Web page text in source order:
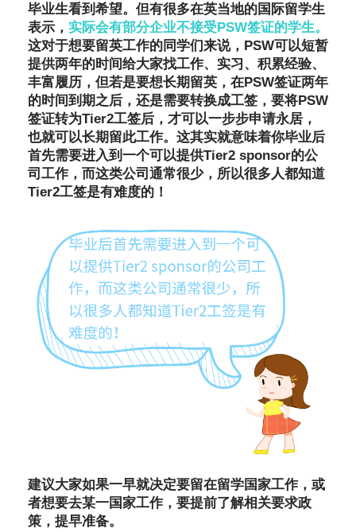
毕业生看到希望。但有很多在英当地的国际留学生
表示， 实际会有部分企业不接受PSW签证的学生。
这对于想要留英工作的同学们来说，PSW可以短暂
提供两年的时间给大家找工作、实习、积累经验、
丰富履历，但若是要想长期留英，在PSW签证两年
的时间到期之后，还是需要转换成工签，要将PSW
签证转为Tier2工签后，才可以一步步申请永居，
也就可以长期留此工作。这其实就意味着你毕业后
首先需要进入到一个可以提供Tier2 sponsor的公
司工作，而这类公司通常很少，所以很多人都知道
Tier2工签是有难度的！
建议大家如果一早就决定要留在留学国家工作，或
者想要去某一国家工作，要提前了解相关要求政
策，提早准备。